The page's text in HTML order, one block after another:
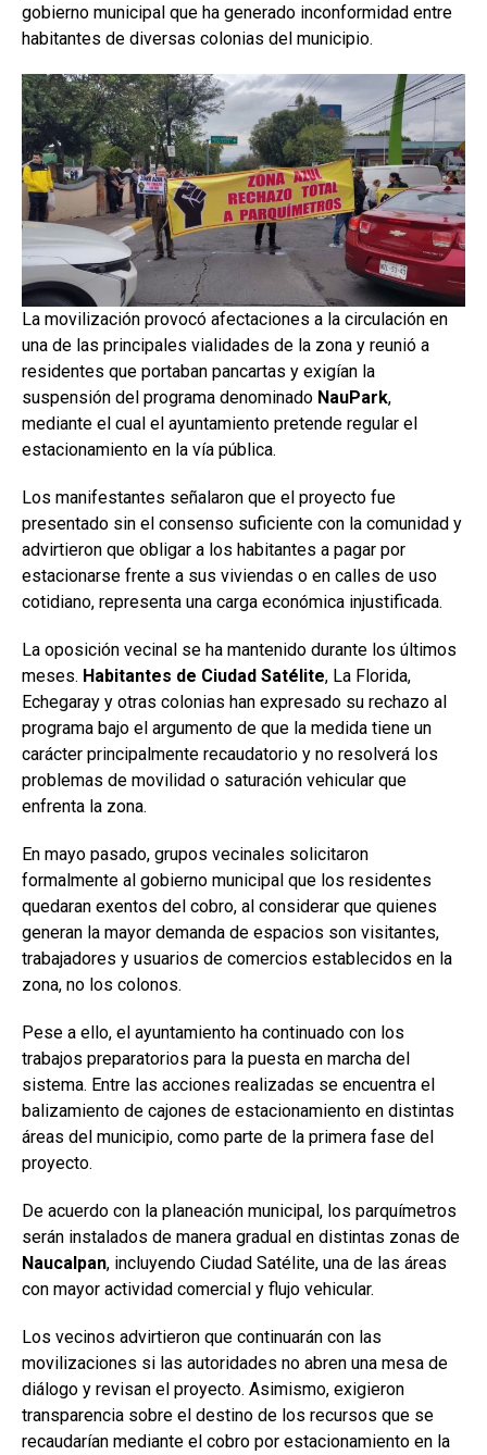
gobierno municipal que ha generado inconformidad entre
habitantes de diversas colonias del municipio.
La movilización provocó afectaciones a la circulación en
una de las principales vialidades de la zona y reunió a
residentes que portaban pancartas y exigían la
suspensión del programa denominado NauPark,
mediante el cual el ayuntamiento pretende regular el
estacionamiento en la vía pública.
Los manifestantes señalaron que el proyecto fue
presentado sin el consenso suficiente con la comunidad y
advirtieron que obligar a los habitantes a pagar por
estacionarse frente a sus viviendas o en calles de uso
cotidiano, representa una carga económica injustificada.
La oposición vecinal se ha mantenido durante los últimos
meses. Habitantes de Ciudad Satélite, La Florida,
Echegaray y otras colonias han expresado su rechazo al
programa bajo el argumento de que la medida tiene un
carácter principalmente recaudatorio y no resolverá los
problemas de movilidad o saturación vehicular que
enfrenta la zona.
En mayo pasado, grupos vecinales solicitaron
formalmente al gobierno municipal que los residentes
quedaran exentos del cobro, al considerar que quienes
generan la mayor demanda de espacios son visitantes,
trabajadores y usuarios de comercios establecidos en la
zona, no los colonos.
Pese a ello, el ayuntamiento ha continuado con los
trabajos preparatorios para la puesta en marcha del
sistema. Entre las acciones realizadas se encuentra el
balizamiento de cajones de estacionamiento en distintas
áreas del municipio, como parte de la primera fase del
proyecto.
De acuerdo con la planeación municipal, los parquímetros
serán instalados de manera gradual en distintas zonas de
Naucalpan, incluyendo Ciudad Satélite, una de las áreas
con mayor actividad comercial y flujo vehicular.
Los vecinos advirtieron que continuarán con las
movilizaciones si las autoridades no abren una mesa de
diálogo y revisan el proyecto. Asimismo, exigieron
transparencia sobre el destino de los recursos que se
recaudarían mediante el cobro por estacionamiento en la